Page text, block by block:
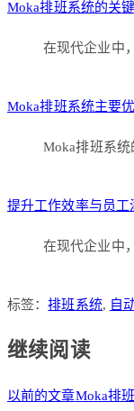
Moka排班系统的关
在现代企业中
Moka排班系统主要
Moka排班系
提升工作效率与员
在现代企业中
标签：排班系统, 自
继续阅读
以前的文章Moka排